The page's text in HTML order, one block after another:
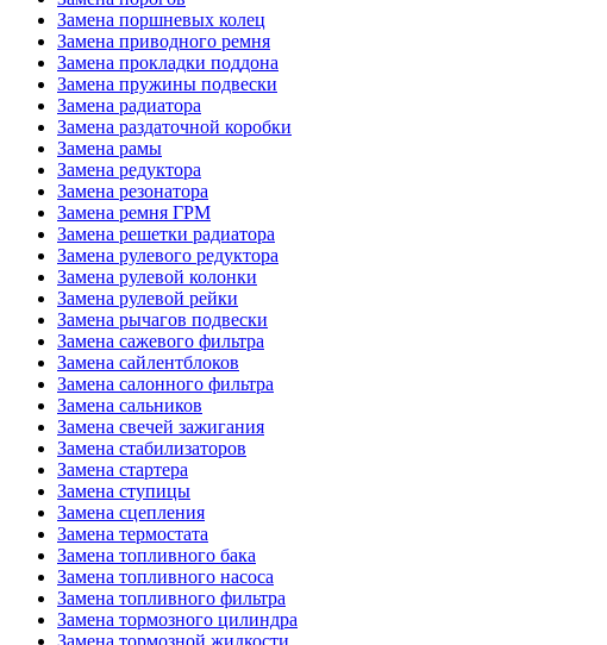
Замена поршневых колец
Замена приводного ремня
Замена прокладки поддона
Замена пружины подвески
Замена радиатора
Замена раздаточной коробки
Замена рамы
Замена редуктора
Замена резонатора
Замена ремня ГРМ
Замена решетки радиатора
Замена рулевого редуктора
Замена рулевой колонки
Замена рулевой рейки
Замена рычагов подвески
Замена сажевого фильтра
Замена сайлентблоков
Замена салонного фильтра
Замена сальников
Замена свечей зажигания
Замена стабилизаторов
Замена стартера
Замена ступицы
Замена сцепления
Замена термостата
Замена топливного бака
Замена топливного насоса
Замена топливного фильтра
Замена тормозного цилиндра